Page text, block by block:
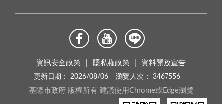
資訊安全政策 隱私權政策 資料開放宣告
更新日期： 2026/08/06 瀏覽人次： 3467556
基隆市政府 版權所有 建議使用Chrome或Edge瀏覽